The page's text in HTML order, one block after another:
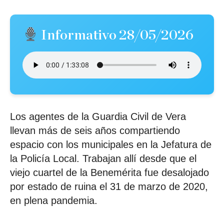
Informativo 28/05/2026
Los agentes de la Guardia Civil de Vera
llevan más de seis años compartiendo
espacio con los municipales en la Jefatura de
la Policía Local. Trabajan allí desde que el
viejo cuartel de la Benemérita fue desalojado
por estado de ruina el 31 de marzo de 2020,
en plena pandemia.